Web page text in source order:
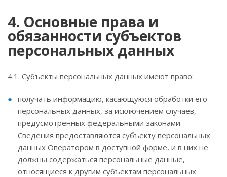
4. Основные права и
обязанности субъектов
персональных данных
4.1. Субъекты персональных данных имеют право:
получать информацию, касающуюся обработки его
персональных данных, за исключением случаев,
предусмотренных федеральными законами.
Сведения предоставляются субъекту персональных
данных Оператором в доступной форме, и в них не
должны содержаться персональные данные,
относящиеся к другим субъектам персональных